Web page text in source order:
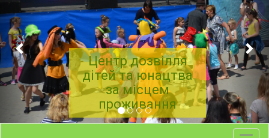
Центр дозвілля
дітей та юнацтва
за місцем
проживання